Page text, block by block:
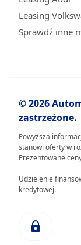
Leasing
Sprawdź inne
© 2026
zastrzeżone.
Powyższa
stanowi oferty w
Prezentowane
Udzielenie
kredytowej.